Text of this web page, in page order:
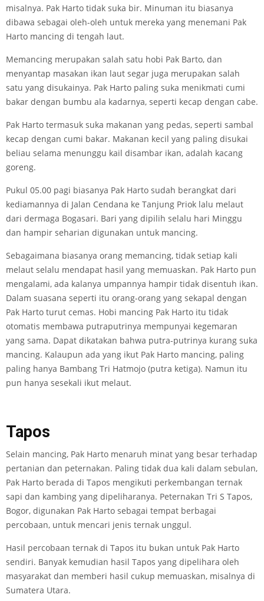
misalnya. Pak Harto tidak suka bir. Minuman itu biasanya
dibawa sebagai oleh-oleh untuk mereka yang menemani Pak
Harto mancing di tengah laut.
Memancing merupakan salah satu hobi Pak Barto, dan
menyantap masakan ikan laut segar juga merupakan salah
satu yang disukainya. Pak Harto paling suka menikmati cumi
bakar dengan bumbu ala kadarnya, seperti kecap dengan cabe.
Pak Harto termasuk suka makanan yang pedas, seperti sambal
kecap dengan cumi bakar. Makanan kecil yang paling disukai
beliau selama menunggu kail disambar ikan, adalah kacang
goreng.
Pukul 05.00 pagi biasanya Pak Harto sudah berangkat dari
kediamannya di Jalan Cendana ke Tanjung Priok lalu melaut
dari dermaga Bogasari. Bari yang dipilih selalu hari Minggu
dan hampir seharian digunakan untuk mancing.
Sebagaimana biasanya orang memancing, tidak setiap kali
melaut selalu mendapat hasil yang memuaskan. Pak Harto pun
mengalami, ada kalanya umpannya hampir tidak disentuh ikan.
Dalam suasana seperti itu orang-orang yang sekapal dengan
Pak Harto turut cemas. Hobi mancing Pak Harto itu tidak
otomatis membawa putra­putrinya mempunyai kegemaran
yang sama. Dapat dikatakan bahwa putra-putrinya kurang suka
mancing. Kalaupun ada yang ikut Pak Harto mancing, paling
paling hanya Bambang Tri Hatmojo (putra ketiga). Namun itu
pun hanya sesekali ikut melaut.
Tapos
Selain mancing, Pak Harto menaruh minat yang besar terhadap
pertanian dan peternakan. Paling tidak dua kali dalam sebulan,
Pak Harto berada di Tapos mengikuti perkembangan ternak
sapi dan kambing yang dipeliharanya. Peternakan Tri S Tapos,
Bogor, digunakan Pak Harto sebagai tempat berbagai
percobaan, untuk mencari jenis ternak unggul.
Hasil percobaan ternak di Tapos itu bukan untuk Pak Harto
sendiri. Banyak kemudian hasil Tapos yang dipelihara oleh
masyarakat dan memberi hasil cukup memuaskan, misalnya di
Sumatera Utara.